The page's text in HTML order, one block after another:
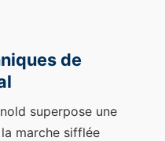
de
superpose une
marche sifflée